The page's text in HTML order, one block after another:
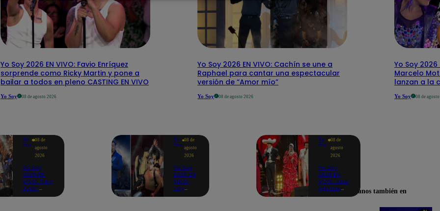
Yo Soy 2026 EN VIVO: Favio Enríquez
sorprende como Ricky Martin y pone a
bailar a todos en pleno CASTING EN VIVO
Yo Soy 08 de agosto 2026
Yo Soy 2026 EN VIVO: Cachín se une a
Raphael para cantar una espectacular
versión de “Amor mío”
Yo Soy 08 de agosto 2026
Yo Soy 2026
Marcelo
lanzan a la
Yo Soy 08 de
Yo
Soy
08 de
agosto
2026
Yo Soy
2026 EN
VIVO: “Hey
Jude”
Yo
Soy
08 de
agosto
2026
Yo Soy
2026 EN
VIVO:
Jely
Yo
Soy
08 de
agosto
2026
Yo Soy
2026 EN
VIVO: Julio
Iglesias,Encuéntranos también en